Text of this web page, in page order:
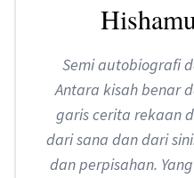
Semi autobiografi
Antara kisah benar
garis cerita rekaan
dari sana dan dari
dan perpisahan.